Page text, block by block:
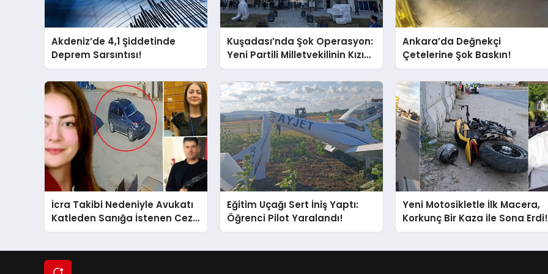
Akdeniz’de 4,1 Şiddetinde
Deprem Sarsıntısı!
Kuşadası’nda Şok Operasyon:
Yeni Partili Milletvekilinin Kızı
ve Damadı Gözaltında!
Ankara’da Değnekçi
Çetelerine Şok Baskın!
İcra Takibi Nedeniyle Avukatı
Katleden Sanığa İstenen Ceza
Belli Oldu!
Eğitim Uçağı Sert İniş Yaptı:
Öğrenci Pilot Yaralandı!
Yeni Motosikletle İlk Macera,
Korkunç Bir Kaza ile Sona Erdi!